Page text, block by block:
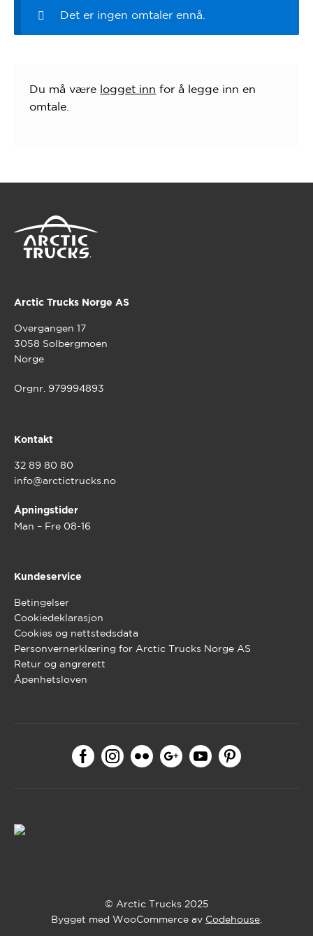
Det er ingen omtaler ennå.
Du må være logget inn for å legge inn en
omtale.
Arctic Trucks Norge AS
Overgangen 17
3058 Solbergmoen
Norge
Orgnr. 979994893
Kontakt
32 89 80 80
info@arctictrucks.no
Åpningstider
Man – Fre 08-16
Kundeservice
Betingelser
Cookiedeklarasjon
Cookies og nettstedsdata
Personvernerklæring for Arctic Trucks Norge AS
Retur og angrerett
Åpenhetsloven
© Arctic Trucks 2025
Bygget med WooCommerce av Codehouse